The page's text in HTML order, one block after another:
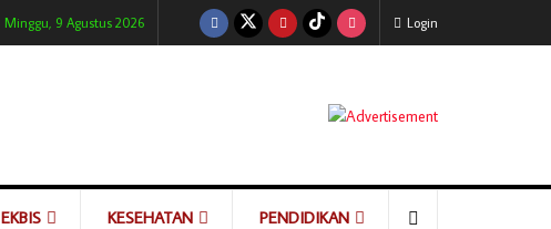
Minggu, 9 Agustus 2026 Login
EKBIS KESEHATAN PENDIDIKAN